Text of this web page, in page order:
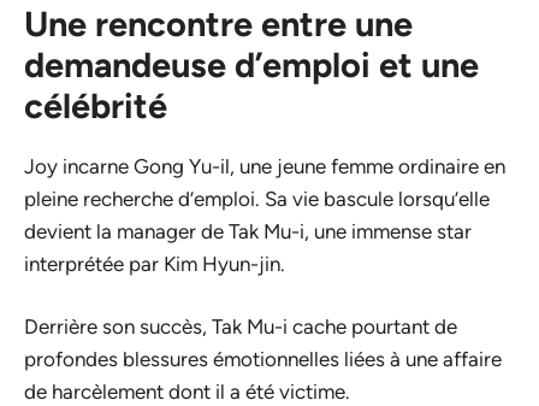
Une rencontre entre une
demandeuse d’emploi et une
célébrité
Joy incarne Gong Yu-il, une jeune femme ordinaire en
pleine recherche d’emploi. Sa vie bascule lorsqu’elle
devient la manager de Tak Mu-i, une immense star
interprétée par Kim Hyun-jin.
Derrière son succès, Tak Mu-i cache pourtant de
profondes blessures émotionnelles liées à une affaire
de harcèlement dont il a été victime.